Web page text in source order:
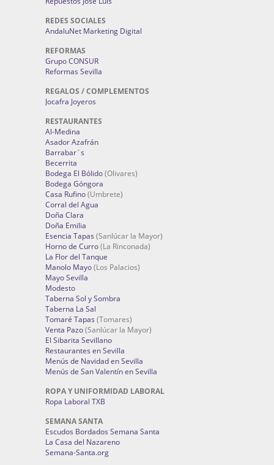
REDES SOCIALES
AndaluNet Marketing Digital
REFORMAS
Grupo CONSUR
Reformas Sevilla
REGALOS / COMPLEMENTOS
Jocafra Joyeros
RESTAURANTES
Al-Medina
Asador Azafrán
Barrabar´s
Becerrita
Bodega El Bólido(Olivares)
Bodega Góngora
Casa Rufino(Umbrete)
Corral del Agua
Doña Clara
Doña Emilia
Esencia Tapas (Sanlúcar la Mayor)
Horno de Curro(La Rinconada)
La Flor del Tanque
Manolo Mayo(Los Palacios)
Mayo Sevilla
Modesto
Taberna Sol y Sombra
Taberna La Sal
Tomaré Tapas (Tomares)
Venta Pazo(Sanlúcar la Mayor)
El Sibarita Sevillano
Restaurantes en Sevilla
Menús de Navidad en Sevilla
Menús de San Valentín en Sevilla
ROPA Y UNIFORMIDAD LABORAL
Ropa Laboral TXB
SEMANA SANTA
Escudos Bordados Semana Santa
La Casa del Nazareno
Semana-Santa.org